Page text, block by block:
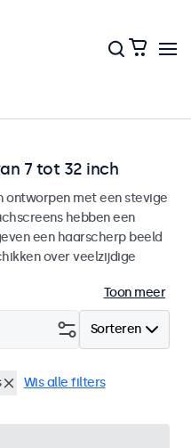
7 tot 32 inch
ontworpen met een stevige
hebben een
een haarscherp beeld
over veelzijdige
Toon meer
Sorteren
Wis alle filters